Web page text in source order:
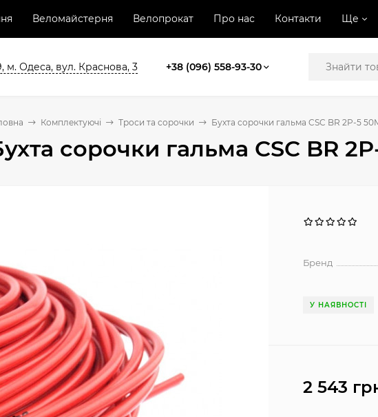
Веломайстерня Велопрокат Про нас Контакти Ще
м. Одеса, вул. Краснова, 3 +38 (096) 558-93-30
Комплектуючі Троси та сорочки Бухта сорочки гальма CSC BR 2P-5
сорочки гальма CSC BR
Бренд
У НАЯВНОСТІ
2 543